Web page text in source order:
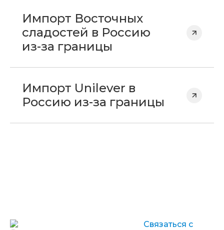
Импорт Восточных
сладостей в Россию
из-за границы
Импорт Unilever в
Россию из-за границы
Связаться с